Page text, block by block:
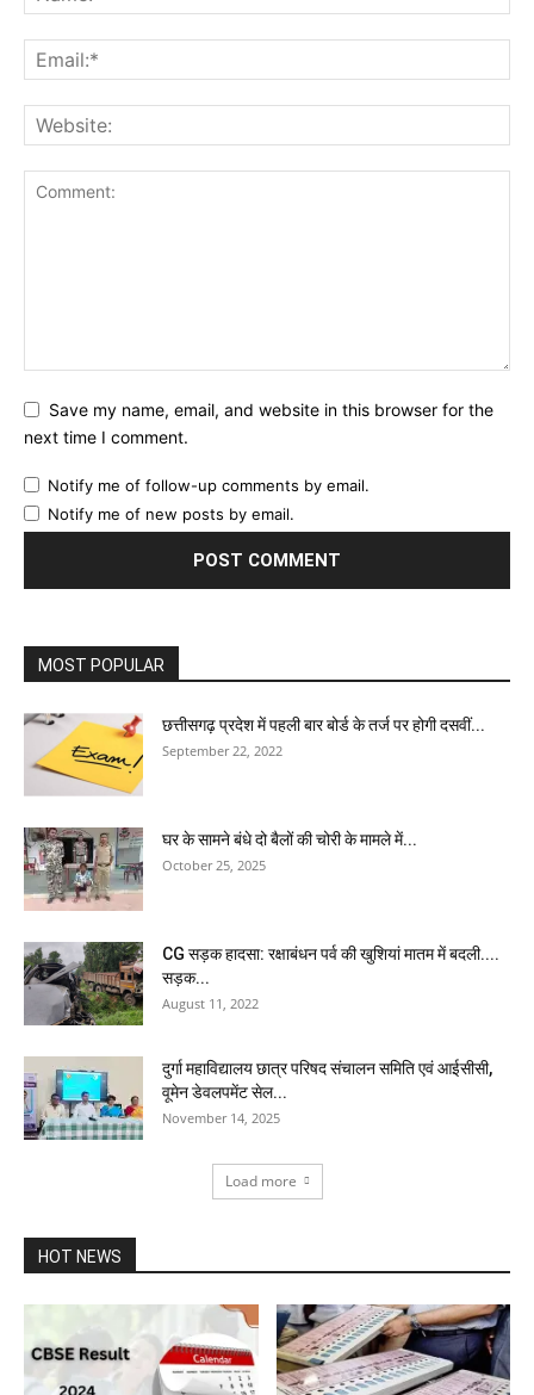
Save my name, email, and website in this browser for the
next time I comment.
Notify me of follow-up comments by email.
Notify me of new posts by email.
MOST POPULAR
छत्तीसगढ़ प्रदेश में पहली बार बोर्ड के तर्ज पर होगी दसवीं...
September 22, 2022
घर के सामने बंधे दो बैलों की चोरी के मामले में...
October 25, 2025
CG सड़क हादसा: रक्षाबंधन पर्व की खुशियां मातम में बदली....
सड़क...
August 11, 2022
दुर्गा महाविद्यालय छात्र परिषद संचालन समिति एवं आईसीसी,
वूमेन डेवलपमेंट सेल...
November 14, 2025
Load more
HOT NEWS